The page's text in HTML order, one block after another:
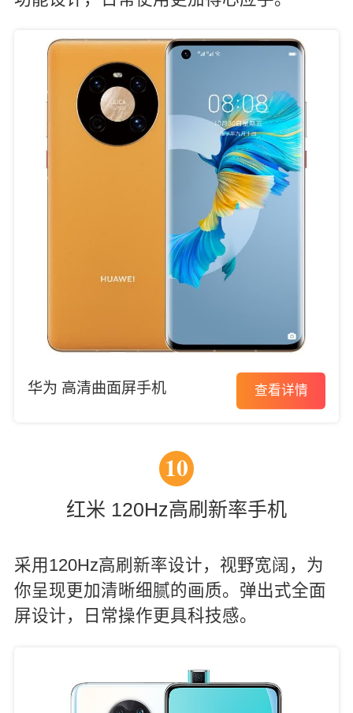
华为 高清曲面屏手机 查看详情
10
红米 120Hz高刷新率手机
采用120Hz高刷新率设计，视野宽阔，为
你呈现更加清晰细腻的画质。弹出式全面
屏设计，日常操作更具科技感。